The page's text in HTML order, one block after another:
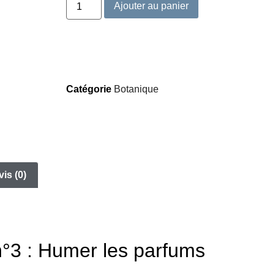
Ajouter au panier
Catégorie Botanique
(0)
: Humer les parfums